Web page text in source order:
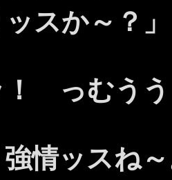
スか～？」
！ っむう
強情ッスね